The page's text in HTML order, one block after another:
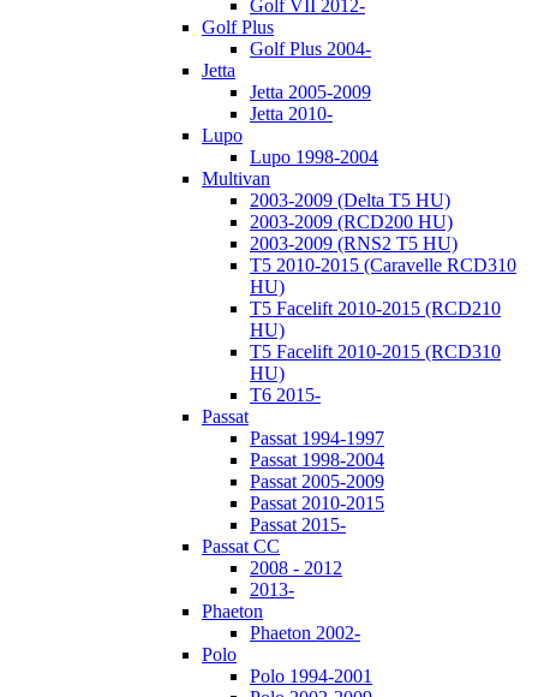
Golf VII 2012-
Golf Plus
Golf Plus 2004-
Jetta
Jetta 2005-2009
Jetta 2010-
Lupo
Lupo 1998-2004
Multivan
2003-2009 (Delta T5 HU)
2003-2009 (RCD200 HU)
2003-2009 (RNS2 T5 HU)
T5 2010-2015 (Caravelle RCD310
HU)
T5 Facelift 2010-2015 (RCD210
HU)
T5 Facelift 2010-2015 (RCD310
HU)
T6 2015-
Passat
Passat 1994-1997
Passat 1998-2004
Passat 2005-2009
Passat 2010-2015
Passat 2015-
Passat CC
2008 - 2012
2013-
Phaeton
Phaeton 2002-
Polo
Polo 1994-2001